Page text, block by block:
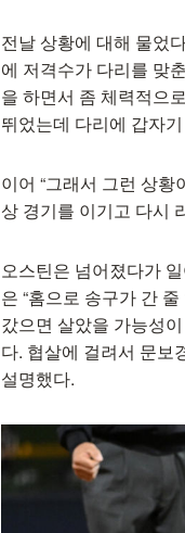
전날 상황에 대해 물었
에 저격수가 다리를 맞
을 하면서 좀 체력적으
뛰었는데 다리에 갑자
이어 “그래서 그런 상
상 경기를 이기고 다시
오스틴은 넘어졌다가
은 “홈으로 송구가 간
갔으면 살았을 가능성
다. 협살에 걸려서 문보
설명했다.